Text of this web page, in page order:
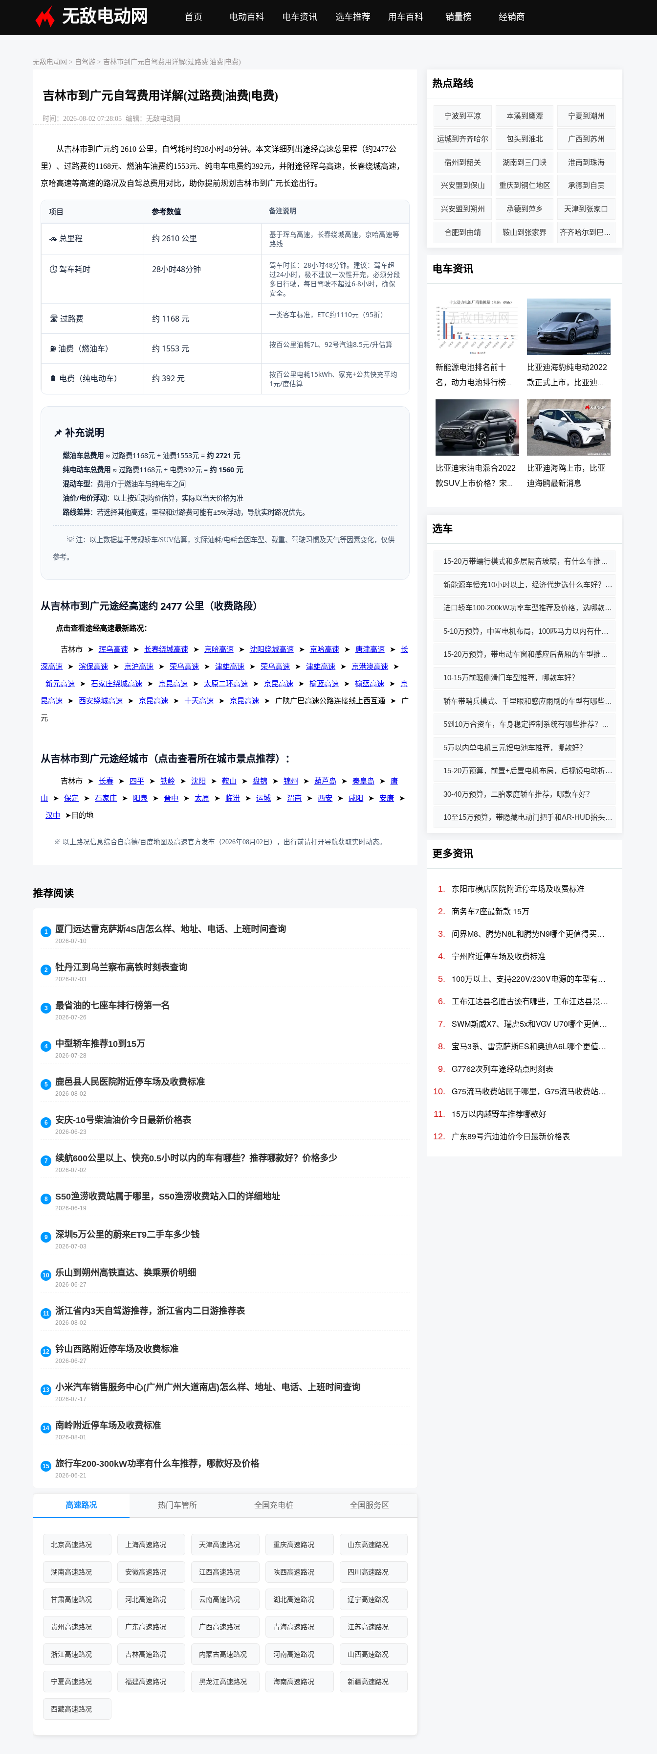
无敌电动网 首页 电动百科 电车资讯 选车推荐 用车百科 销量榜 经销商
无敌电动网 > 自驾游 > 吉林市到广元自驾费用详解(过路费|油费|电费)
吉林市到广元自驾费用详解(过路费|油费|电费)
时间：2026-08-02 07:28:05 编辑：无敌电动网
从吉林市到广元约 2610 公里，自驾耗时约28小时48分钟。本文详细列出途经高速总里程（约2477公
里）、过路费约1168元、燃油车油费约1553元、纯电车电费约392元，并附途径珲乌高速，长春绕城高速，
京哈高速等高速的路况及自驾总费用对比，助你提前规划吉林市到广元长途出行。
项目 参考数值 备注说明
🚗 总里程 约 2610 公里
基于珲乌高速，长春绕城高速，京哈高速等
路线
⏱️ 驾车耗时 28小时48分钟
驾车时长：28小时48分钟。建议：驾车超
过24小时，极不建议一次性开完，必须分段
多日行驶，每日驾驶不超过6-8小时，确保
安全。
🛣️ 过路费 约 1168 元 一类客车标准，ETC约1110元（95折）
⛽ 油费（燃油车） 约 1553 元 按百公里油耗7L、92号汽油8.5元/升估算
🔋 电费（纯电动车） 约 392 元
按百公里电耗15kWh、家充+公共快充平均
1元/度估算
📌 补充说明
燃油车总费用 ≈ 过路费1168元 + 油费1553元 =约 2721 元
纯电动车总费用 ≈ 过路费1168元 + 电费392元 =约 1560 元
混动车型：费用介于燃油车与纯电车之间
油价/电价浮动：以上按近期均价估算，实际以当天价格为准
路线差异：若选择其他高速，里程和过路费可能有±5%浮动，导航实时路况优先。
💡 注：以上数据基于常规轿车/SUV估算，实际油耗/电耗会因车型、载重、驾驶习惯及天气等因素变化，仅供
参考。
从吉林市到广元途经高速约 2477 公里（收费路段）
点击查看途经高速最新路况：
吉林市 ➤ 珲乌高速 ➤ 长春绕城高速 ➤ 京哈高速 ➤ 沈阳绕城高速 ➤ 京哈高速 ➤ 唐津高速 ➤ 长
深高速 ➤ 滨保高速 ➤ 京沪高速 ➤ 荣乌高速 ➤ 津雄高速 ➤ 荣乌高速 ➤ 津雄高速 ➤ 京港澳高速 ➤
新元高速 ➤ 石家庄绕城高速 ➤ 京昆高速 ➤ 太原二环高速 ➤ 京昆高速 ➤ 榆蓝高速 ➤ 榆蓝高速 ➤ 京
昆高速 ➤ 西安绕城高速 ➤ 京昆高速 ➤ 十天高速 ➤ 京昆高速 ➤ 广陕广巴高速公路连接线上西互通 ➤ 广
元
从吉林市到广元途经城市（点击查看所在城市景点推荐）：
吉林市 ➤ 长春 ➤ 四平 ➤ 铁岭 ➤ 沈阳 ➤ 鞍山 ➤ 盘锦 ➤ 锦州 ➤ 葫芦岛 ➤ 秦皇岛 ➤ 唐
山 ➤ 保定 ➤ 石家庄 ➤ 阳泉 ➤ 晋中 ➤ 太原 ➤ 临汾 ➤ 运城 ➤ 渭南 ➤ 西安 ➤ 咸阳 ➤ 安康 ➤
汉中 ➤目的地
※ 以上路况信息综合自高德/百度地图及高速官方发布（2026年08月02日），出行前请打开导航获取实时动态。
推荐阅读
厦门远达雷克萨斯4S店怎么样、地址、电话、上班时间查询
2026-07-10
牡丹江到乌兰察布高铁时刻表查询
2026-07-03
最省油的七座车排行榜第一名
2026-07-26
中型轿车推荐10到15万
2026-07-28
鹿邑县人民医院附近停车场及收费标准
2026-08-02
安庆-10号柴油油价今日最新价格表
2026-06-23
续航600公里以上、快充0.5小时以内的车有哪些？推荐哪款好？价格多少
2026-07-02
S50渔涝收费站属于哪里，S50渔涝收费站入口的详细地址
2026-06-19
深圳5万公里的蔚来ET9二手车多少钱
2026-07-03
乐山到朔州高铁直达、换乘票价明细
2026-06-27
浙江省内3天自驾游推荐，浙江省内二日游推荐表
2026-08-02
钤山西路附近停车场及收费标准
2026-06-27
小米汽车销售服务中心(广州广州大道南店)怎么样、地址、电话、上班时间查询
2026-07-17
南岭附近停车场及收费标准
2026-08-01
旅行车200-300kW功率有什么车推荐，哪款好及价格
2026-06-21
高速路况 热门车管所 全国充电桩 全国服务区
北京高速路况 上海高速路况 天津高速路况 重庆高速路况 山东高速路况
湖南高速路况 安徽高速路况 江西高速路况 陕西高速路况 四川高速路况
甘肃高速路况 河北高速路况 云南高速路况 湖北高速路况 辽宁高速路况
贵州高速路况 广东高速路况 广西高速路况 青海高速路况 江苏高速路况
浙江高速路况 吉林高速路况 内蒙古高速路况 河南高速路况 山西高速路况
宁夏高速路况 福建高速路况 黑龙江高速路况 海南高速路况 新疆高速路况
西藏高速路况
热点路线
宁波到平凉 本溪到鹰潭 宁夏到潮州
运城到齐齐哈尔 包头到淮北 广西到苏州
宿州到韶关 湖南到三门峡 淮南到珠海
兴安盟到保山 重庆到铜仁地区 承德到自贡
兴安盟到朔州 承德到萍乡 天津到张家口
合肥到曲靖 鞍山到张家界 齐齐哈尔到巴音郭楞
电车资讯
新能源电池排名前十
名，动力电池排行榜前
十名
比亚迪海豹纯电动2022
款正式上市，比亚迪海
豹纯电动报价20.98万起
比亚迪宋油电混合2022
款SUV上市价格？宋
比亚迪海鸥上市，比亚
迪海鸥最新消息
选车
15-20万带蠕行模式和多层隔音玻璃，有什么车推荐？
新能源车慢充10小时以上，经济代步选什么车好？推荐车型及价格
进口轿车100-200kW功率车型推荐及价格，选哪款好？
5-10万预算，中置电机布局，100匹马力以内有什么车推荐？
15-20万预算，带电动车窗和感应后备厢的车型推荐，哪款车好？
10-15万前驱侧滑门车型推荐，哪款车好？
轿车带哨兵模式、千里眼和感应雨刷的车型有哪些？哪款好？推荐选购指南
5到10万合资车，车身稳定控制系统有哪些推荐？买哪款好？
5万以内单电机三元锂电池车推荐，哪款好？
15-20万预算，前置+后置电机布局，后视镜电动折叠车型推荐，哪款车好？
30-40万预算，二胎家庭轿车推荐，哪款车好？
10至15万预算，带隐藏电动门把手和AR-HUD抬头显示，有什么车推荐？
更多资讯
东阳市横店医院附近停车场及收费标准
商务车7座最新款 15万
问界M8、腾势N8L和腾势N9哪个更值得买？性价比、配置对比
宁州附近停车场及收费标准
100万以上、支持220V/230V电源的车型有哪些？哪款值得推荐？
工布江达县名胜古迹有哪些，工布江达县景点名胜古迹推荐
SWM斯威X7、瑞虎5x和VGV U70哪个更值得买？性价比、配置对比
宝马3系、雷克萨斯ES和奥迪A6L哪个更值得买？性价比、配置对比
G7762次列车途经站点时刻表
G75流马收费站属于哪里，G75流马收费站入口的详细地址
15万以内越野车推荐哪款好
广东89号汽油油价今日最新价格表